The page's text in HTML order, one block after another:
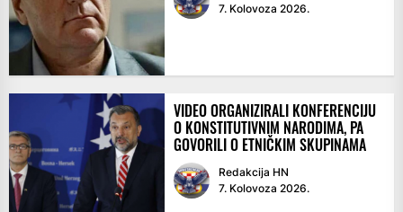
7. Kolovoza 2026.
VIDEO ORGANIZIRALI KONFERENCIJU
O KONSTITUTIVNIM NARODIMA, PA
GOVORILI O ETNIČKIM SKUPINAMA
Redakcija HN
7. Kolovoza 2026.